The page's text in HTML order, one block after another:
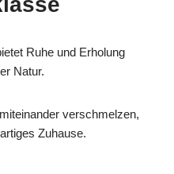
Ruhe und Erholung
Natur.
verschmelzen,
Zuhause.